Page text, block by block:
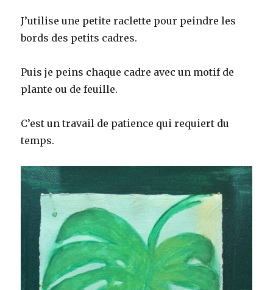
J’utilise une petite raclette pour peindre les
bords des petits cadres.
Puis je peins chaque cadre avec un motif de
plante ou de feuille.
C’est un travail de patience qui requiert du
temps.